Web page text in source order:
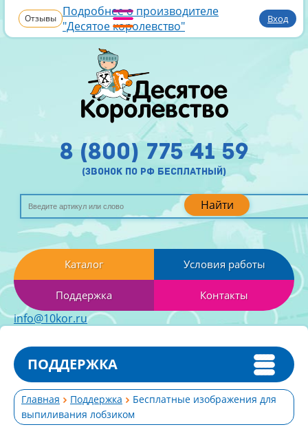
Отзывы Подробнее о производителе
"Десятое королевство"
Вход
Найти
8 (800) 775 41 59
(звонок по рф бесплатный)
Каталог Условия работы
Поддержка Контакты
info@10kor.ru
ПОДДЕРЖКА
Главная Поддержка
Бесплатные изображения для
выпиливания лобзиком